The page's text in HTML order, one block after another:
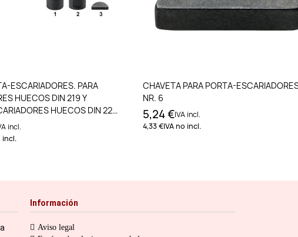
Añadir al carrito
ESCARIADORES. PARA
HUECOS DIN 219 Y
HUECOS DIN 222.
- CM
incl.
incl.
Añadir al carrito
CHAVETA PARA PORTA-
NR. 6
5,24 €IVA incl.
4,33 €IVA no incl.
Información
Aviso legal